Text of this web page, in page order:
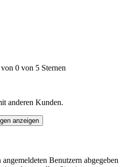
0 von 5 Sternen
anderen Kunden.
anzeigen
Benutzern abgegeben